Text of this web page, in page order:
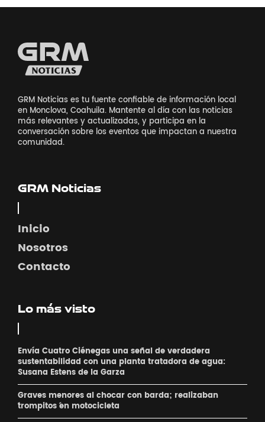
GRM Noticias es tu fuente confiable de información local
en Monclova, Coahuila. Mantente al día con las noticias
más relevantes y actualizadas, y participa en la
conversación sobre los eventos que impactan a nuestra
comunidad.
GRM Noticias
Inicio
Nosotros
Contacto
Lo más visto
Envía Cuatro Ciénegas una señal de verdadera
sustentabilidad con una planta tratadora de agua:
Susana Estens de la Garza
Graves menores al chocar con barda; realizaban
´trompitos ´en motocicleta